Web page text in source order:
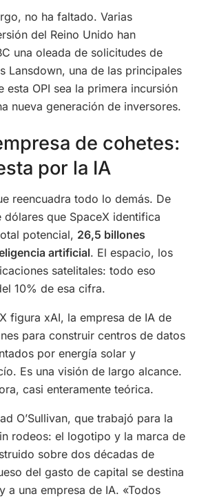
no ha faltado. Varias
del Reino Unido han
una oleada de solicitudes de
Lansdown, una de las principales
esta OPI sea la primera incursión
nueva generación de inversores.
de cohetes:
por la IA
reencuadra todo lo demás. De
que SpaceX identifica
potencial, 26,5 billones
artificial. El espacio, los
satelitales: todo eso
10% de esa cifra.
figura xAI, la empresa de IA de
para construir centros de datos
por energía solar y
Es una visión de largo alcance.
casi enteramente teórica.
O’Sullivan, que trabajó para la
rodeos: el logotipo y la marca de
sobre dos décadas de
del gasto de capital se destina
a una empresa de IA. «Todos